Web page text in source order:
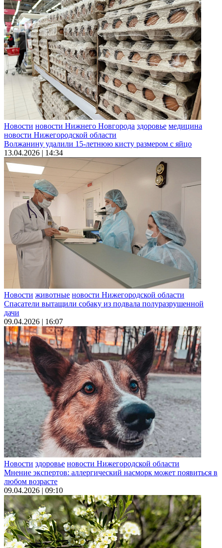
Новости новости Нижнего Новгорода здоровье медицина
новости Нижегородской области
Волжанину удалили 15-летнюю кисту размером с яйцо
13.04.2026 | 14:34
Новости животные новости Нижегородской области
Спасатели вытащили собаку из подвала полуразрушенной
дачи
09.04.2026 | 16:07
Новости здоровье новости Нижегородской области
Мнение экспертов: аллергический насморк может появиться в
любом возрасте
09.04.2026 | 09:10